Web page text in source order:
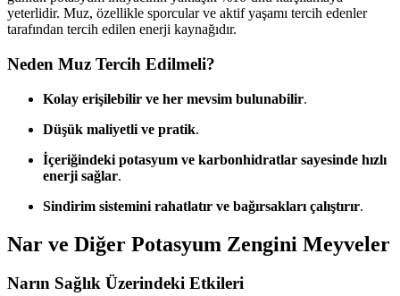
yeterlidir. Muz, özellikle sporcular ve aktif yaşamı tercih edenler
tarafından tercih edilen enerji kaynağıdır.
Neden Muz Tercih Edilmeli?
Kolay erişilebilir ve her mevsim bulunabilir.
Düşük maliyetli ve pratik.
İçeriğindeki potasyum ve karbonhidratlar sayesinde hızlı
enerji sağlar.
Sindirim sistemini rahatlatır ve bağırsakları çalıştırır.
Nar ve Diğer Potasyum Zengini Meyveler
Narın Sağlık Üzerindeki Etkileri